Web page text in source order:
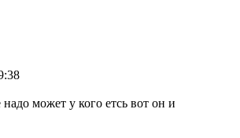
может у кого етсь вот он и